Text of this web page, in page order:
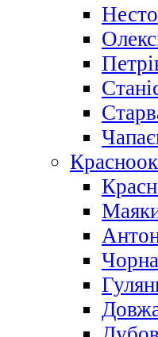
Чорна